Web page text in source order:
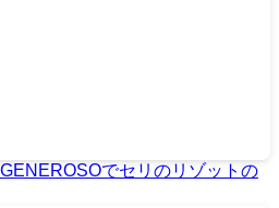
でセリのリゾットの